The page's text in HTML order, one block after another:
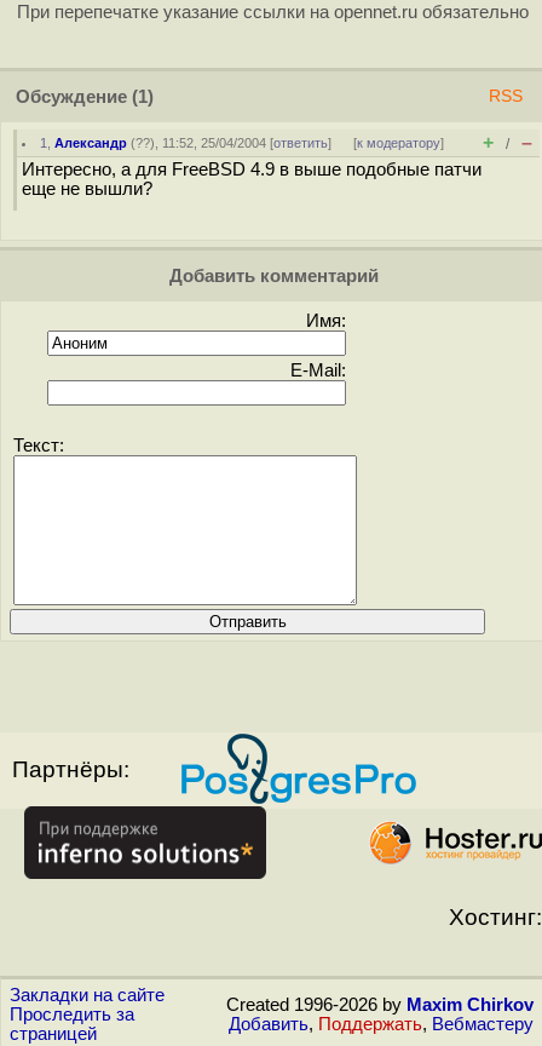
При перепечатке указание ссылки на opennet.ru обязательно
Обсуждение (1) RSS
1 ,Александр (??), 11:52, 25/04/2004 [ответить] [к модератору] + / –
Интересно, а для FreeBSD 4.9 в выше подобные патчи
еще не вышли?
Добавить комментарий
Имя:
E-Mail:
Текст:
Партнёры:
Хостинг:
Закладки на сайте
Проследить за
страницей
Created 1996-2026 by Maxim Chirkov
Добавить, Поддержать, Вебмастеру